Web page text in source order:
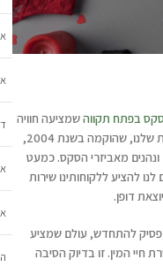
בפתח תקווהשמציעה חוויה
של מקצועיות ואיכות שנבנתה במשך שנים. החנות שלנו, שהוקמה בשנת 2004,
מאביזרי הסקס. כמעט
להציע ללקוחותינו שירות
דופן.
להתחדש, עולם שמציע
חיי המין. זו בדיוק הסיבה